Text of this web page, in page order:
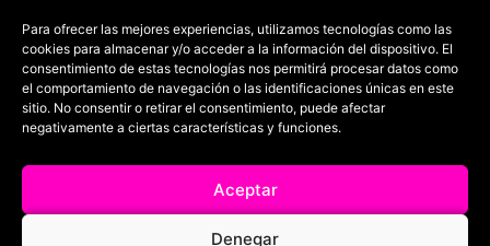
Para ofrecer las mejores experiencias, utilizamos tecnologías como las
cookies para almacenar y/o acceder a la información del dispositivo. El
consentimiento de estas tecnologías nos permitirá procesar datos como
el comportamiento de navegación o las identificaciones únicas en este
sitio. No consentir o retirar el consentimiento, puede afectar
negativamente a ciertas características y funciones.
Aceptar
Denegar
Política de privacidad
Términos y condiciones
Política de cookies
Filmaniak (2026)